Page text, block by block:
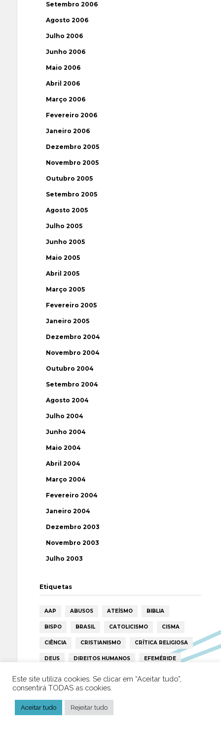
Setembro 2006
Agosto 2006
Julho 2006
Junho 2006
Maio 2006
Abril 2006
Março 2006
Fevereiro 2006
Janeiro 2006
Dezembro 2005
Novembro 2005
Outubro 2005
Setembro 2005
Agosto 2005
Julho 2005
Junho 2005
Maio 2005
Abril 2005
Março 2005
Fevereiro 2005
Janeiro 2005
Dezembro 2004
Novembro 2004
Outubro 2004
Setembro 2004
Agosto 2004
Julho 2004
Junho 2004
Maio 2004
Abril 2004
Março 2004
Fevereiro 2004
Janeiro 2004
Dezembro 2003
Novembro 2003
Julho 2003
Etiquetas
AAP ABUSOS ATEÍSMO BIBLIA
BISPO BRASIL CATOLICISMO CISMA
CIÊNCIA CRISTIANISMO CRÍTICA RELIGIOSA
DEUS DIREITOS HUMANOS EFEMÉRIDE
FÁTIMA HISTÓRIA
ICAR IGREJA ISLAMISMO
Este site utiliza cookies. Se clicar em “Aceitar tudo”,
consentirá TODAS as cookies.
Aceitar tudo Rejeitar tudo